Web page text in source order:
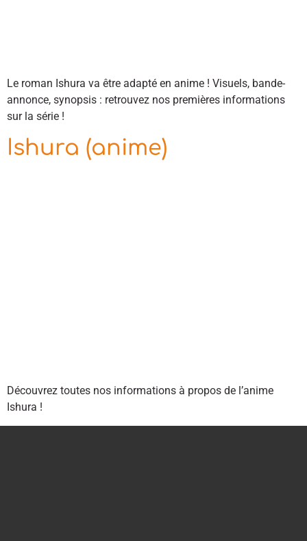
Le roman Ishura va être adapté en anime ! Visuels, bande-
annonce, synopsis : retrouvez nos premières informations
sur la série !
Ishura (anime)
Découvrez toutes nos informations à propos de l’anime
Ishura !